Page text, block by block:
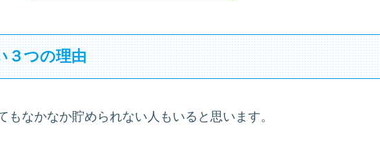
３つの理由
もなかなか貯められない人もいると思います。